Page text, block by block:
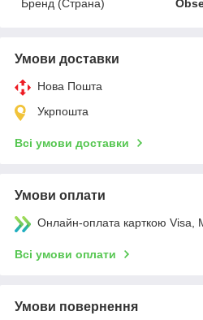
Бренд (Страна)
Умови доставки
Нова Пошта
Укрпошта
Всі умови доставки
Умови оплати
Онлайн-оплата карткою Visa,
Всі умови оплати
Умови повернення